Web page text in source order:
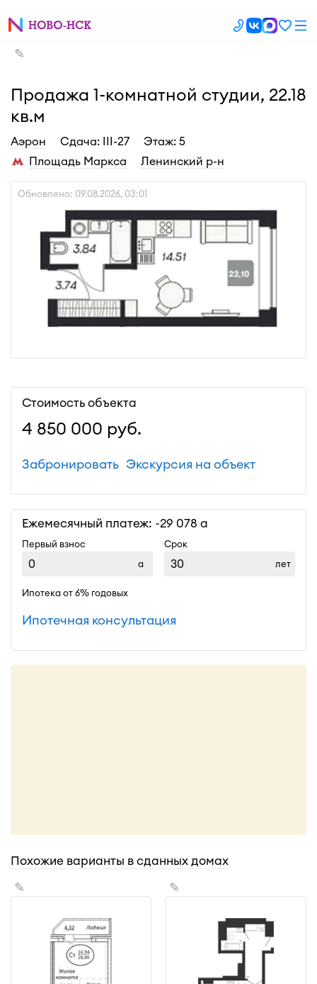
✎
Продажа 1-комнатной студии, 22.18
кв.м
Аэрон Cдача: III-27
Этаж: 5
Площадь Маркса
Ленинский р-н
Обновлено: 09.08.2026, 03:01
Стоимость объекта
4 850 000 руб.
Экскурсия на объект
Забронировать
Ежемесячный платеж: ~29 078
Первый взнос
Срок
лет
Ипотека от 6% годовых
Ипотечная консультация
Похожие варианты в сданных домах
✎ ✎